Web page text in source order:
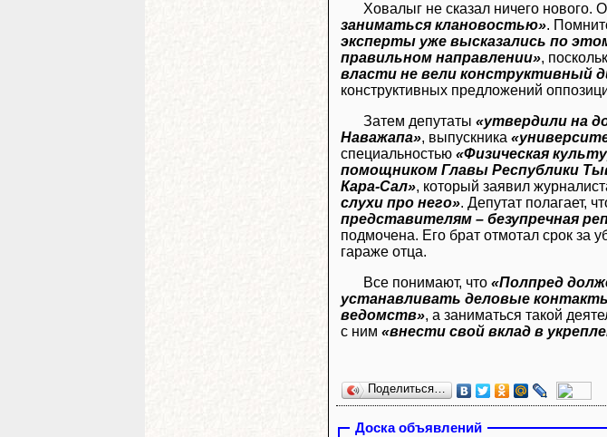
Ховалыг не сказал ничего нового.
заниматься клановостью».
эксперты уже высказались по
правильном направлении»,
власти не вели конструктивный
конструктивных предложений
Затем депутаты «утвердили на
Наважапа», выпускника
специальностью «Физическая
помощником Главы Республики
Кара-Сал», который заявил
слухи про него». Депутат полагает,
представителям – безупречная
подмочена. Его брат отмотал срок за
гараже отца.
Все понимают, что «Полпред
устанавливать деловые
ведомств», а заниматься такой
с ним «внести свой вклад в
Поделиться…
Доска объявлений